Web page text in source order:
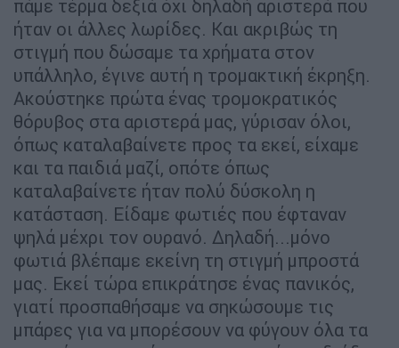
πάμε τέρμα δεξιά όχι δηλαδή αριστερά που
ήταν οι άλλες λωρίδες. Και ακριβώς τη
στιγμή που δώσαμε τα χρήματα στον
υπάλληλο, έγινε αυτή η τρομακτική έκρηξη.
Ακούστηκε πρώτα ένας τρομοκρατικός
θόρυβος στα αριστερά μας, γύρισαν όλοι,
όπως καταλαβαίνετε προς τα εκεί, είχαμε
και τα παιδιά μαζί, οπότε όπως
καταλαβαίνετε ήταν πολύ δύσκολη η
κατάσταση. Είδαμε φωτιές που έφταναν
ψηλά μέχρι τον ουρανό. Δηλαδή...μόνο
φωτιά βλέπαμε εκείνη τη στιγμή μπροστά
μας. Εκεί τώρα επικράτησε ένας πανικός,
γιατί προσπαθήσαμε να σηκώσουμε τις
μπάρες για να μπορέσουν να φύγουν όλα τα